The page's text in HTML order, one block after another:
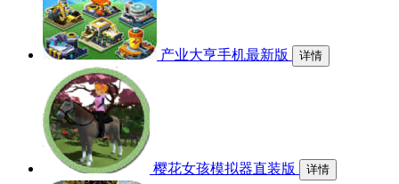
产业大亨手机最新版 详情
樱花女孩模拟器直装版 详情